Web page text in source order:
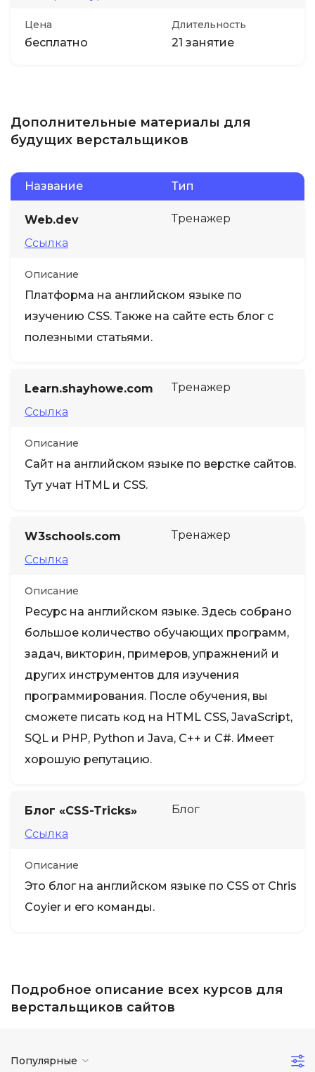
Цена
бесплатно
Длительность
21 занятие
Дополнительные материалы для
будущих верстальщиков
Название Тип
Web.dev
Ссылка
Тренажер
Описание
Платформа на английском языке по
изучению CSS. Также на сайте есть блог с
полезными статьями.
Learn.shayhowe.com
Ссылка
Тренажер
Описание
Сайт на английском языке по верстке сайтов.
Тут учат HTML и CSS.
W3schools.com
Ссылка
Тренажер
Описание
Ресурс на английском языке. Здесь собрано
большое количество обучающих программ,
задач, викторин, примеров, упражнений и
других инструментов для изучения
программирования. После обучения, вы
сможете писать код на HTML CSS, JavaScript,
SQL и PHP, Python и Java, C++ и C#. Имеет
хорошую репутацию.
Блог «CSS-Tricks»
Ссылка
Блог
Описание
Это блог на английском языке по CSS от Chris
Coyier и его команды.
Подробное описание всех курсов для
верстальщиков сайтов
Популярные